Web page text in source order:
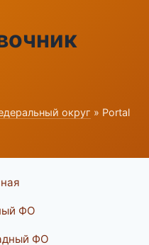
округ » Portal
ФО
ФО